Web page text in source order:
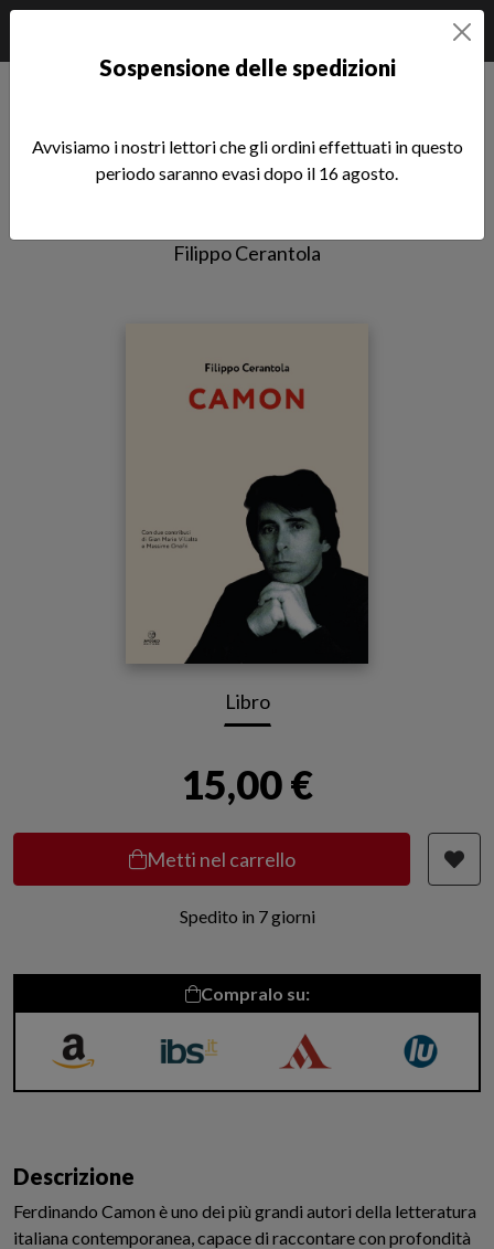
Camon
Filippo Cerantola
Libro
15,00 €
Metti nel carrello
Spedito in 7 giorni
Compralo su:
Descrizione
Ferdinando Camon è uno dei più grandi autori della letteratura
italiana contemporanea, capace di raccontare con profondità
Sospensione delle spedizioni
Avvisiamo i nostri lettori che gli ordini effettuati in questo
periodo saranno evasi dopo il 16 agosto.